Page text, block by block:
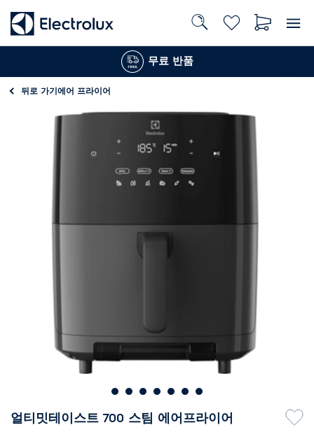
무료 반품
뒤로 가기에어 프라이어
얼티밋테이스트 700 스팀 에어프라이어